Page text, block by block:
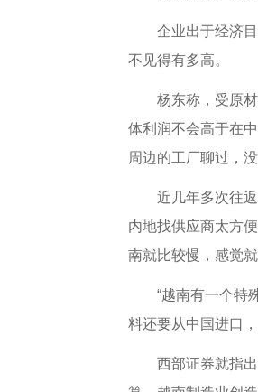
企业出于经济目
不见得有多高。
杨东称，受原材
体利润不会高于在
周边的工厂聊过，
近几年多次往返
内地找供应商太方
南就比较慢，感觉
“越南有一个特殊
料还要从中国进口
西部证券就指出